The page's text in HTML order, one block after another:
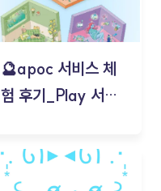
🔮apoc 서비스 체
험 후기_Play 서비
김태현